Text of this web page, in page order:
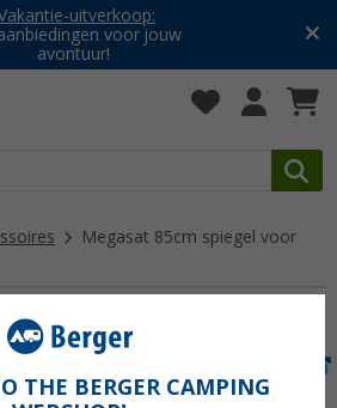
uitverkoop:
voor jouw
avontuur!
Megasat 85cm spiegel voor
voor Caravanman
THE BERGER CAMPING